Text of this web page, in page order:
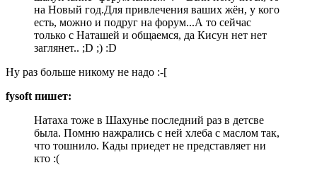
на Новый год.Для привлечения ваших жён, у кого
есть, можно и подруг на форум...А то сейчас
только с Наташей и общаемся, да Кисун нет нет
заглянет.. ;D ;) :D
Ну раз больше никому не надо :-[
fysoft пишет:
Натаха тоже в Шахунье последний раз в детсве
была. Помню нажрались с ней хлеба с маслом так,
что тошнило. Кады приедет не представляет ни
кто :(